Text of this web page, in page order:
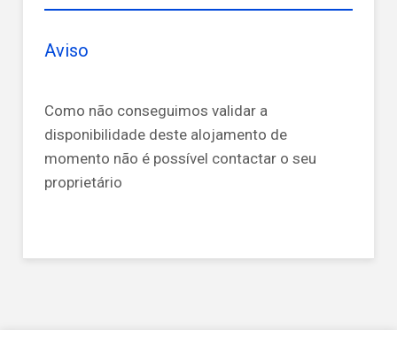
Aviso
Como não conseguimos validar a
disponibilidade deste alojamento de
momento não é possível contactar o seu
proprietário